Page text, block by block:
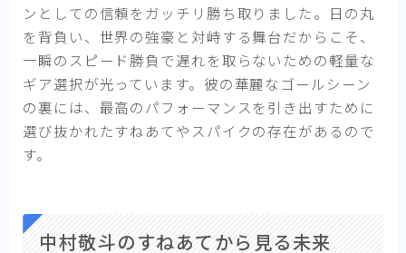
ンとしての信頼をガッチリ勝ち取りました。日の丸
を背負い、世界の強豪と対峙する舞台だからこそ、
一瞬のスピード勝負で遅れを取らないための軽量な
ギア選択が光っています。彼の華麗なゴールシーン
の裏には、最高のパフォーマンスを引き出すために
選び抜かれたすねあてやスパイクの存在があるので
す。
中村敬斗のすねあてから見る未来